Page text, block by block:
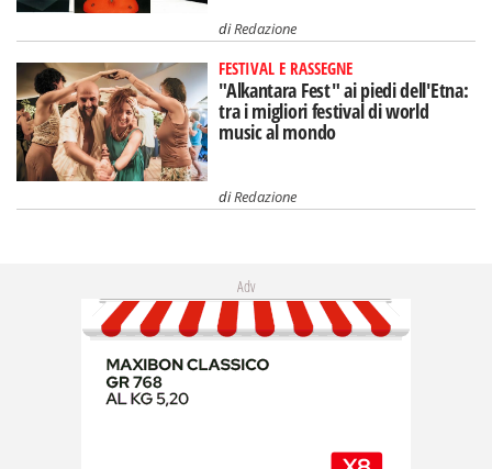
diRedazione
FESTIVAL E RASSEGNE
"Alkantara Fest" ai piedi dell'Etna:
tra i migliori festival di world
music al mondo
diRedazione
Adv